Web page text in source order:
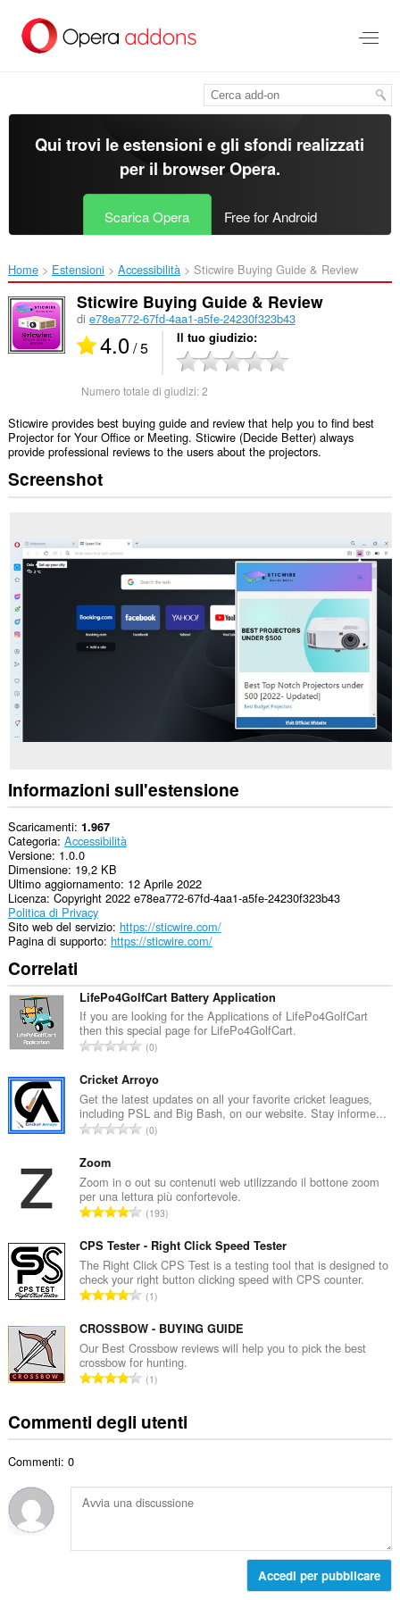
contenuto
Qui trovi le estensioni e gli sfondi realizzati
per il browser Opera.
Scarica Opera Free for Android
Home Estensioni Accessibilità Sticwire Buying Guide & Review‎
Sticwire Buying Guide & Review
di e78ea772-67fd-4aa1-a5fe-24230f323b43
4.0/ 5 Il tuo giudizio
Numero totale di giudizi:2
Sticwire provides best buying guide and review that help you to find best
Projector for Your Office or Meeting. Sticwire (Decide Better) always
provide professional reviews to the users about the projectors.
Screenshot
Informazioni sull'estensione
Scaricamenti 1.967
Categoria Accessibilità
Versione 1.0.0
Dimensione 19,2 KB
Ultimo aggiornamento 12 Aprile 2022
Licenza Copyright 2022 e78ea772-67fd-4aa1-a5fe-24230f323b43
Politica di Privacy
Sito web del servizio https://sticwire.com/
Pagina di supporto https://sticwire.com/
Correlati
LifePo4GolfCart Battery Application
If you are looking for the Applications of LifePo4GolfCart
then this special page for LifePo4GolfCart.
N
m
e
r
o
t
a
e
d
i
g
u
d
i
z
:
0
Cricket Arroyo
Get the latest updates on all your favorite cricket leagues,
including PSL and Big Bash, on our website. Stay informe...
N
e
r
o
o
t
a
e
d
i
g
u
d
i
:
0
Zoom
Zoom in o out su contenuti web utilizzando il bottone zoom
per una lettura più confortevole.
N
m
e
r
o
o
t
a
d
i
u
z
193
CPS Tester - Right Click Speed Tester
The Right Click CPS Test is a testing tool that is designed to
check your right button clicking speed with CPS counter.
N
m
e
r
o
o
t
e
d
1
CROSSBOW - BUYING GUIDE
Our Best Crossbow reviews will help you to pick the best
crossbow for hunting.
N
e
t
o
l
1
Commenti degli utenti
Commenti: 0
Accedi per pubblicare